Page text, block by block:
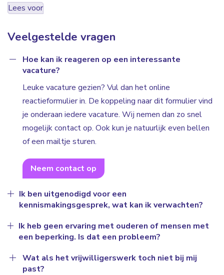
Lees voor
Veelgestelde vragen
Hoe kan ik reageren op een interessante
vacature?
Leuke vacature gezien? Vul dan het online
reactieformulier in. De koppeling naar dit formulier vind
je onderaan iedere vacature. Wij nemen dan zo snel
mogelijk contact op. Ook kun je natuurlijk even bellen
of een mailtje sturen.
Neem contact op
Ik ben uitgenodigd voor een
kennismakingsgesprek, wat kan ik verwachten?
Ik heb geen ervaring met ouderen of mensen met
een beperking. Is dat een probleem?
Wat als het vrijwilligerswerk toch niet bij mij
past?